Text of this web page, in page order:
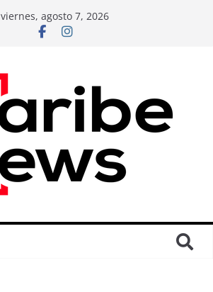
viernes, agosto 7, 2026